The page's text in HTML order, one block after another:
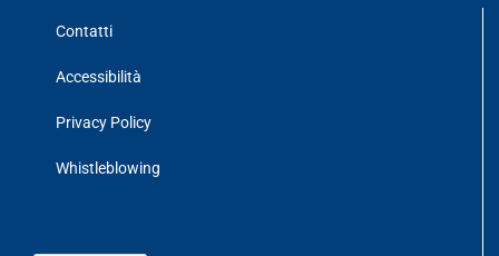
Contatti
Accessibilità
Privacy Policy
Whistleblowing